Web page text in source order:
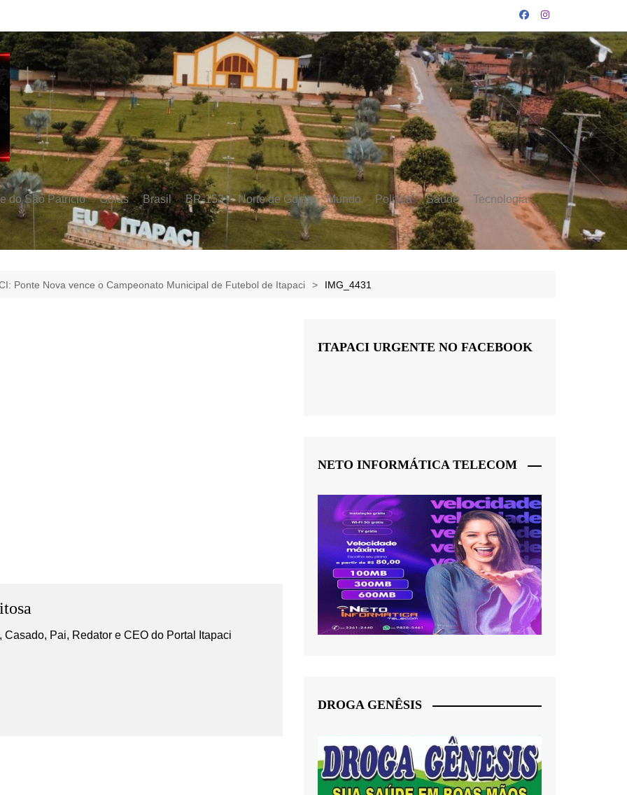
do São Patrício Goiás Brasil BR-153 Norte de Goiás Mundo Politica Saúde Tecnologia
Ponte Nova vence o Campeonato Municipal de Futebol de Itapaci IMG_4431
Casado, Pai, Redator e CEO do Portal Itapaci
ITAPACI URGENTE NO FACEBOOK
NETO INFORMÁTICA TELECOM
DROGA GENÊSIS